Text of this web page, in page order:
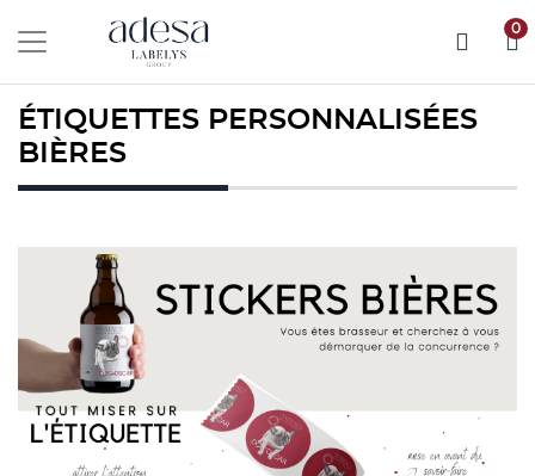
0
ÉTIQUETTES PERSONNALISÉES
BIÈRES